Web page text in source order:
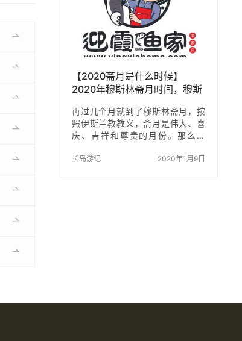
后有序开学，具体开学时间视疫情
防控情况，经科学评估后再行确
定。 二是积极做好开学前网络教学
工作。在延迟开学期间，各地、各
级各类学校要做好网络教学工作，
【2020斋月是什么时候】
2020年穆斯林斋月时间，穆斯
再过几个月就到了穆斯林斋月，按
照伊斯兰教教义，斋月是伟大、喜
庆、吉祥和尊贵的月份。那么，
吃什么？2020穆斯林斋月几点封
长岛游记 2020年1月9日